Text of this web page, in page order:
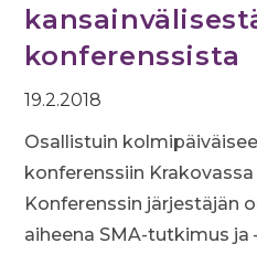
konferenssista
19.2.2018
Osallistuin
konferenssiin
Konferenssin järjestäjän
aiheena SMA-tutkimus